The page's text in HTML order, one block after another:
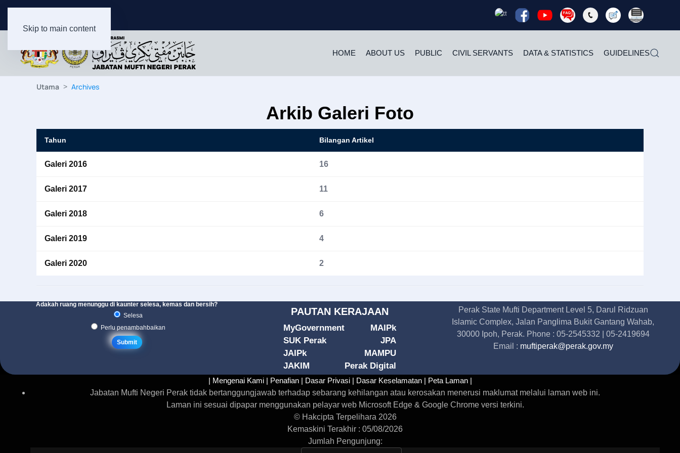
Skip to main content
Read Read Read Read Read Read
HOME
ABOUT US PUBLIC CIVIL SERVANTS DATA & STATISTICS GUIDELINES
Utama Archives
Arkib Galeri Foto
Tahun Bilangan Artikel
Galeri 2016 16
Galeri 2017 11
Galeri 2018 6
Galeri 2019 4
Galeri 2020 2
Adakah ruang menunggu di kaunter selesa, kemas dan bersih?
Selesa
Perlu penambahbaikan
PAUTAN KERAJAAN
MyGovernment
SUK Perak
JAIPk
JAKIM
MAIPk
JPA
MAMPU
Perak Digital
Perak State Mufti Department Level 5, Darul Ridzuan
Islamic Complex, Jalan Panglima Bukit Gantang Wahab,
30000 Ipoh, Perak. Phone : 05-2545332 | 05-2419694
Email : muftiperak@perak.gov.my
| Mengenai Kami | Penafian | Dasar Privasi | Dasar Keselamatan | Peta Laman |
Jabatan Mufti Negeri Perak tidak bertanggungjawab terhadap sebarang kehilangan atau kerosakan menerusi maklumat melalui laman web ini.
Laman ini sesuai dipapar menggunakan pelayar web Microsoft Edge & Google Chrome versi terkini.
© Hakcipta Terpelihara 2026
Kemaskini Terakhir : 05/08/2026
Jumlah Pengunjung: